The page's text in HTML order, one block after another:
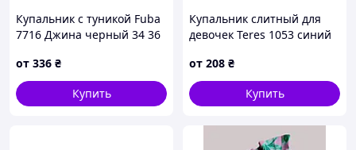
Купальник с туникой Fuba
7716 Джина черный 34 36
от 336 ₴
Купить
Купальник слитный для
девочек Teres 1053 синий
от 208 ₴
Купить